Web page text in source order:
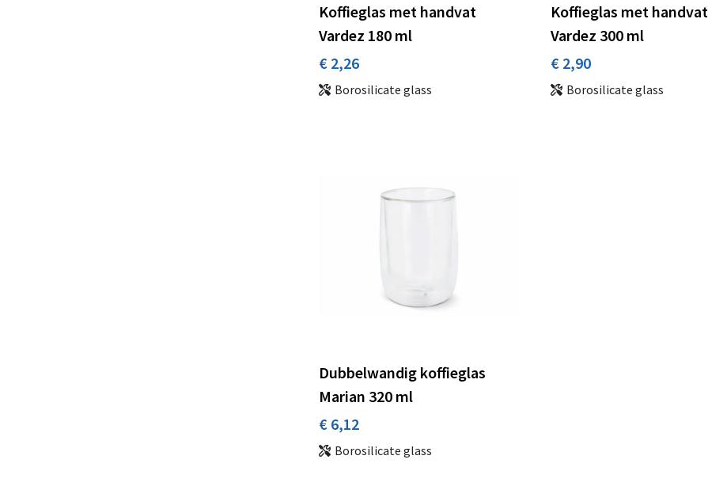
Koffieglas met handvat
Vardez 180 ml
€ 2,26
Borosilicate glass
Koffieglas met handvat
Vardez 300 ml
€ 2,90
Borosilicate glass
Dubbelwandig koffieglas
Marian 320 ml
€ 6,12
Borosilicate glass